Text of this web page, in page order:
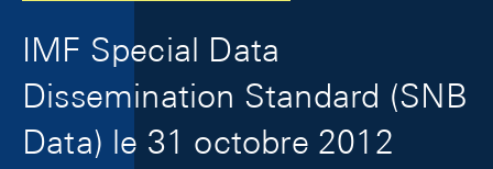
IMF Special Data
Dissemination Standard (SNB
Data) le 31 octobre 2012